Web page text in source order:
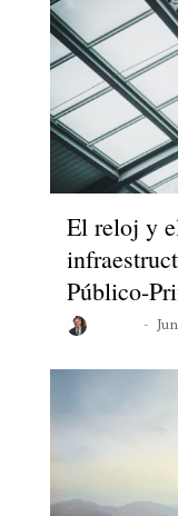
El reloj y
Público-